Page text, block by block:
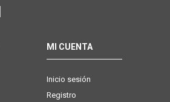
MI CUENTA
Inicio sesión
Registro